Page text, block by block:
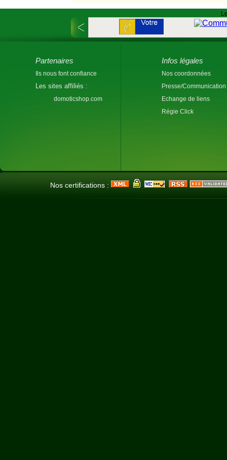
Partenaires
Ils nous font confiance
Les sites affiliés :
domoticshop.com
Infos légales
Nos coordonnées
Presse/Communication
Echange de liens
Régie Click
Nos certifications :